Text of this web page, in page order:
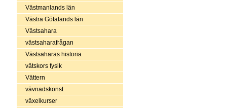
Västmanlands län
Västra Götalands län
Västsahara
västsaharafrågan
Västsaharas historia
vätskors fysik
Vättern
vävnadskonst
växelkurser